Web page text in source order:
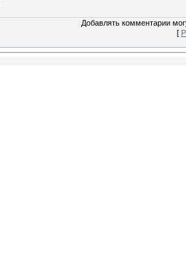
Добавлять комментарии
[